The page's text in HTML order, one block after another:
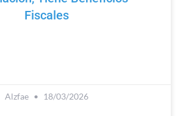
Fiscales
Alzfae 18/03/2026